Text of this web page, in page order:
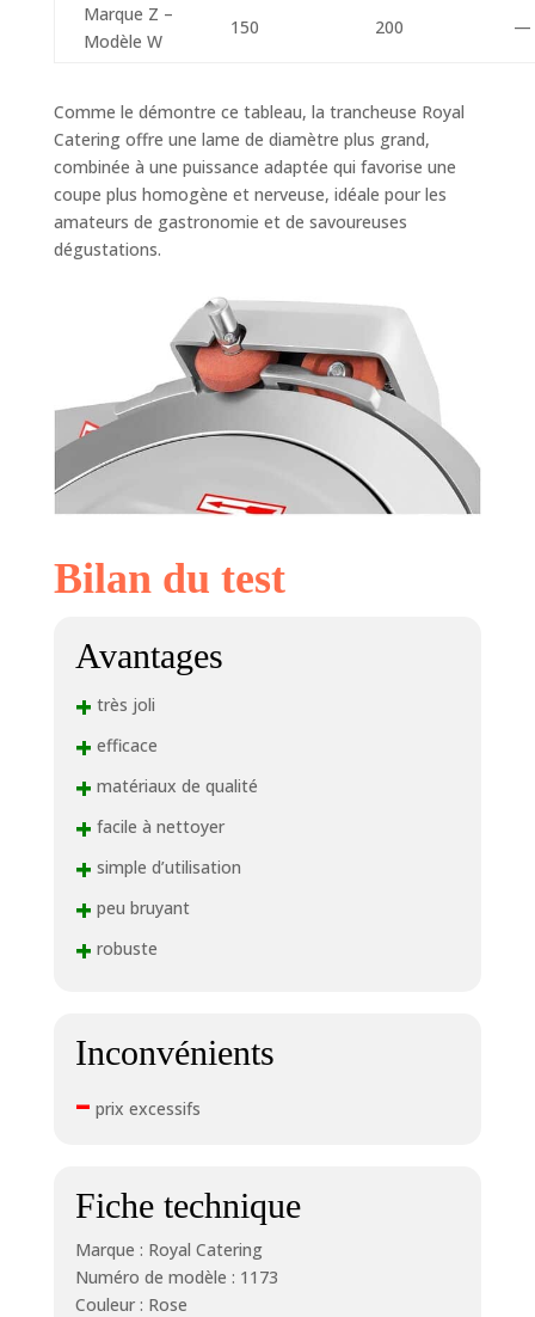
Marque Z –
Modèle W
150 200 —
Comme le démontre ce tableau, la trancheuse Royal
Catering offre une lame de diamètre plus grand,
combinée à une puissance adaptée qui favorise une
coupe plus homogène et nerveuse, idéale pour les
amateurs de gastronomie et de savoureuses
dégustations.
Bilan du test
Avantages
+ très joli
+ efficace
+ matériaux de qualité
+ facile à nettoyer
+ simple d’utilisation
+ peu bruyant
+ robuste
Inconvénients
– prix excessifs
Fiche technique
Marque : Royal Catering
Numéro de modèle : 1173
Couleur : Rose